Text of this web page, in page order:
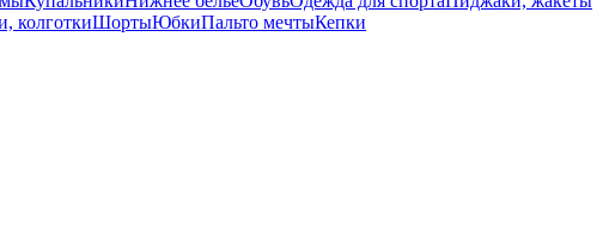
колготкиШортыЮбкиПальто мечтыКепки